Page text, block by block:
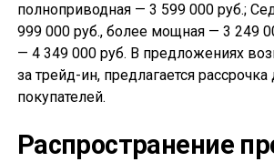
полноприводная — 3 599 000 руб.;
999 000 руб., более мощная — 3 249
— 4 349 000 руб. В предложениях
за трейд-ин, предлагается
покупателей.
Распространение